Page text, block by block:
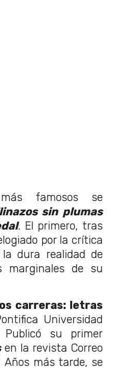
famosos se
sin plumas
. El primero, tras
por la crítica
dura realidad de
marginales de su
carreras: letras
Universidad
su primer
en la revista Correo
Años más tarde, se